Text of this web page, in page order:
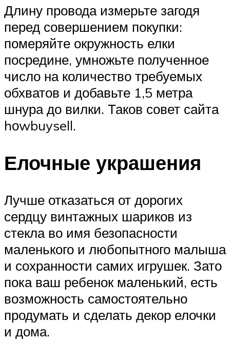
Длину провода измерьте загодя
перед совершением покупки:
померяйте окружность елки
посредине, умножьте полученное
число на количество требуемых
обхватов и добавьте 1,5 метра
шнура до вилки. Таков совет сайта
hоwbuysell.
Елочные украшения
Лучше отказаться от дорогих
сердцу винтажных шариков из
стекла во имя безопасности
маленького и любопытного малыша
и сохранности самих игрушек. Зато
пока ваш ребенок маленький, есть
возможность самостоятельно
продумать и сделать декор елочки
и дома.